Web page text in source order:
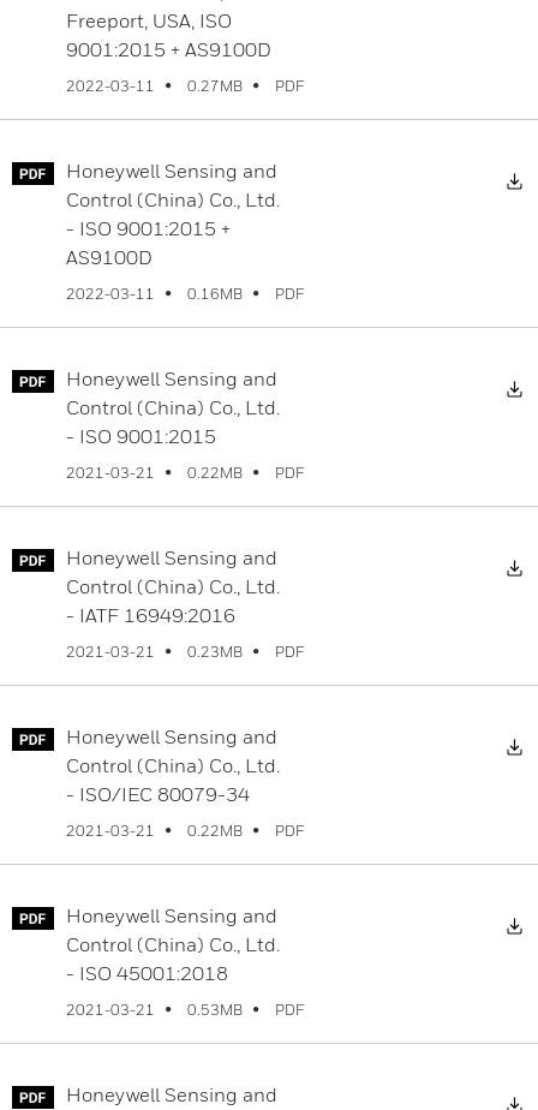
Freeport, USA, ISO
9001:2015 + AS9100D
2022-03-11 0.27MB PDF
Honeywell Sensing and
Control (China) Co., Ltd.
- ISO 9001:2015 +
AS9100D
2022-03-11 0.16MB PDF
Honeywell Sensing and
Control (China) Co., Ltd.
- ISO 9001:2015
2021-03-21 0.22MB PDF
Honeywell Sensing and
Control (China) Co., Ltd.
- IATF 16949:2016
2021-03-21 0.23MB PDF
Honeywell Sensing and
Control (China) Co., Ltd.
- ISO/IEC 80079-34
2021-03-21 0.22MB PDF
Honeywell Sensing and
Control (China) Co., Ltd.
- ISO 45001:2018
2021-03-21 0.53MB PDF
Honeywell Sensing and